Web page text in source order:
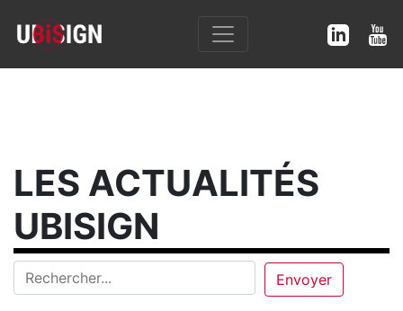
LES ACTUALITÉS
UBISIGN